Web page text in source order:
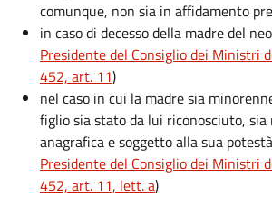
comunque, non sia in affidamento
in caso di decesso della madre del
Presidente del Consiglio dei Ministri
452, art. 11)
nel caso in cui la madre sia
figlio sia stato da lui riconosciuto,
anagrafica e soggetto alla sua
Presidente del Consiglio dei Ministri
452, art. 11, lett. a)